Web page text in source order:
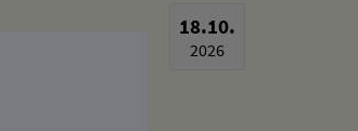
18.10.
2026